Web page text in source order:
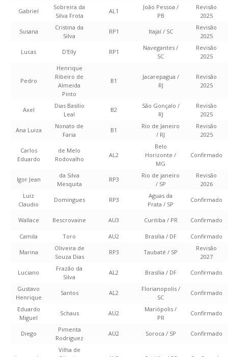
Gabriel
Sobreira da
Silva Frota
AL1
João Pessoa /
PB
Revisão
2025
Susana
Cristina da
Silva
RP1 Itajaí / SC
Revisão
2025
Lucas D'Elly RP1
Navegantes /
SC
Revisão
2025
Pedro
Henrique
Ribeiro de
Almeida
Pinto
B1
Jacarepagua /
RJ
Revisão
2025
Axel
Dias Basílio
Leal
B2
São Gonçalo /
RJ
Revisão
2025
Ana Luiza
Nonato de
Faria
B1
Rio de Janeiro
/ RJ
Revisão
2025
Carlos
Eduardo
de Melo
Rodovalho
AL2
Belo
Horizonte /
MG
Confirmado
Igor Jean
da Silva
Mesquita
RP3
Rio de janeiro
/ SP
Revisão
2026
Luiz
Claudio
Domingues RP3
Aguas da
Prata / SP
Confirmado
Wallace Bescrovaine AU3 Curitiba / PR Confirmado
Camila Toro AU2 Brasília / DF Confirmado
Marina
Oliveira de
Souza Dias
RP3 Taubaté / SP
Revisão
2027
Luciano
Frazão da
Silva
AL2 Brasília / DF Confirmado
Gustavo
Henrique
Santos AL2
Florianopolis /
SC
Confirmado
Eduardo
Miguel
Schaus AU2
Mariópolis /
PR
Confirmado
Diego
Pimenta
Rodriguez
AU2 Soroca / SP Confirmado
Vilha de